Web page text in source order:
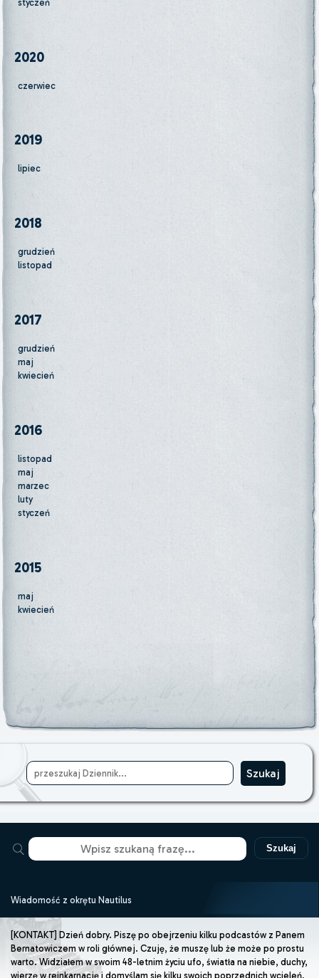
styczeń
2020
czerwiec
2019
lipiec
2018
grudzień
listopad
2017
grudzień
maj
kwiecień
2016
listopad
maj
marzec
luty
styczeń
2015
maj
kwiecień
Szukaj
Wiadomość z okrętu Nautilus
[KONTAKT] Dzień dobry. Piszę po obejrzeniu kilku podcastów z Panem
Bernatowiczem w roli głównej. Czuję, że muszę lub że może po prostu
warto. Widziałem w swoim 48-letnim życiu ufo, światła na niebie, duchy,
wierzę w reinkarnację i domyślam się kilku swoich poprzednich wcieleń,